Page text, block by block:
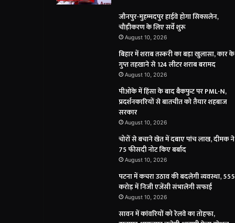
जौनपुर-मुहम्मदपुर हाईवे होगा सिक्सलेन,
चौड़ीकरण के लिए सर्वे शुरू
August 10, 2026
बिहार में शराब तस्करी का बड़ा खुलासा, कार के
गुप्त तहखाने से 124 लीटर शराब बरामद
August 10, 2026
पीओके में हिंसा के बाद बैकफुट पर PML-N,
प्रदर्शनकारियों से बातचीत को तैयार शहबाज
सरकार
August 10, 2026
चोरों से बचाने खेत में दबाए पांच लाख, दीमक ने
75 फीसदी नोट किए बर्बाद
August 10, 2026
पटना में कचरा उठाव की बदलेगी व्यवस्था, 555
करोड़ में निजी एजेंसी संभालेगी सफाई
August 10, 2026
सावन में कांवरियों को रेलवे का तोहफा,